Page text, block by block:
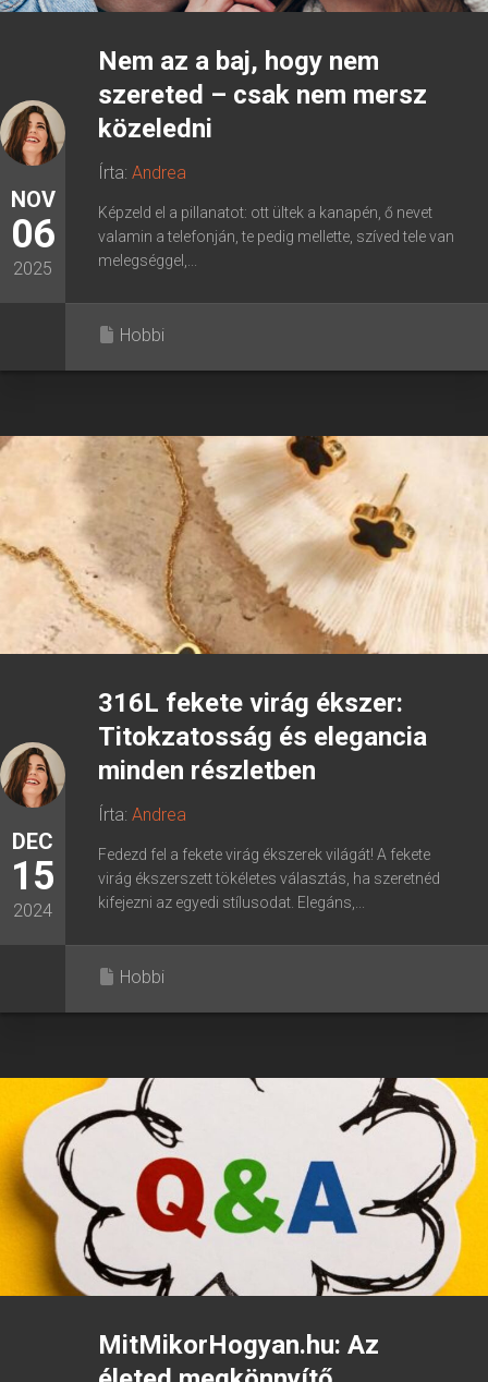
NOV
06
2025
Nem az a baj, hogy nem
szereted – csak nem mersz
közeledni
Írta: Andrea
Képzeld el a pillanatot: ott ültek a kanapén, ő nevet
valamin a telefonján, te pedig mellette, szíved tele van
melegséggel,...
Hobbi
DEC
15
2024
316L fekete virág ékszer:
Titokzatosság és elegancia
minden részletben
Írta: Andrea
Fedezd fel a fekete virág ékszerek világát! A fekete
virág ékszerszett tökéletes választás, ha szeretnéd
kifejezni az egyedi stílusodat. Elegáns,...
Hobbi
MitMikorHogyan.hu: Az